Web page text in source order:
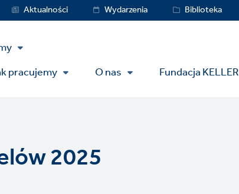
Service
MenuAktualności Wydarzenia Biblioteka
pracujemy O nas Fundacja KELLER
2025